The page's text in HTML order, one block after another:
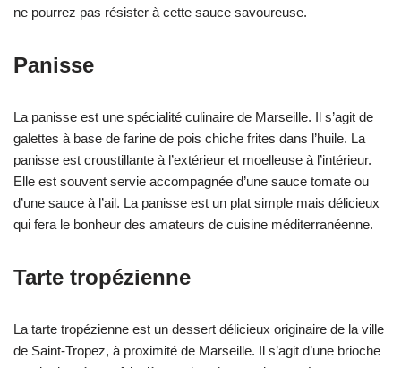
ne pourrez pas résister à cette sauce savoureuse.
Panisse
La panisse est une spécialité culinaire de Marseille. Il s’agit de
galettes à base de farine de pois chiche frites dans l’huile. La
panisse est croustillante à l’extérieur et moelleuse à l’intérieur.
Elle est souvent servie accompagnée d’une sauce tomate ou
d’une sauce à l’ail. La panisse est un plat simple mais délicieux
qui fera le bonheur des amateurs de cuisine méditerranéenne.
Tarte tropézienne
La tarte tropézienne est un dessert délicieux originaire de la ville
de Saint-Tropez, à proximité de Marseille. Il s’agit d’une brioche